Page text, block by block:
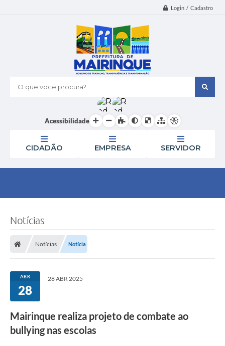
Login / Cadastro
O que voce procura?
Acessibilidade
CIDADÃO EMPRESA SERVIDOR
Notícias
Notícias Notícia
ABR
28
28 ABR 2025
Mairinque realiza projeto de combate ao
bullying nas escolas